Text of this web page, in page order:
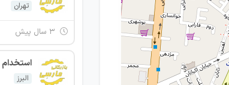
تهران
البرز